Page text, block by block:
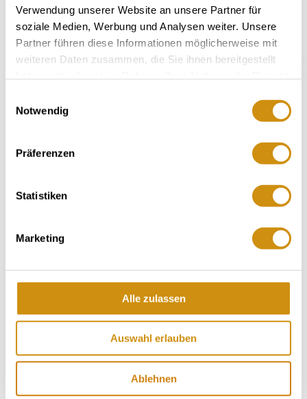
Verwendung unserer Website an unsere Partner für
soziale Medien, Werbung und Analysen weiter. Unsere
Partner führen diese Informationen möglicherweise mit
weiteren Daten zusammen, die Sie ihnen bereitgestellt
Notwendig
Präferenzen
Statistiken
Marketing
Alle zulassen
Auswahl erlauben
Ablehnen
Contactgegevens:
Weingut Knewitz
55437 Appenheim
(0049) 6725 2949
info@weingut-knewitz.de
https://www.instagram.com/weingutknewitz/